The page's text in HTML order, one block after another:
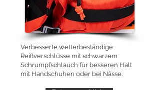
Verbesserte wetterbeständige
Reißverschlüsse mit schwarzem
Schrumpfschlauch für besseren Halt
mit Handschuhen oder bei Nässe.